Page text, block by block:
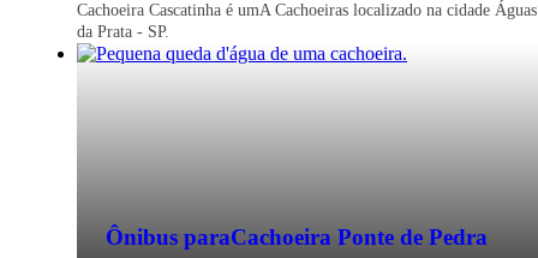
Cachoeira Cascatinha é umA Cachoeiras localizado na cidade Águas
da Prata - SP.
Ônibus paraCachoeira Ponte de Pedra